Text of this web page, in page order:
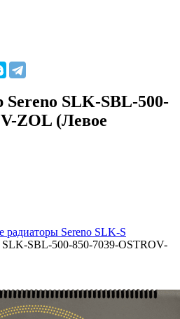
Sereno SLK-SBL-500-
ZOL (Левое
радиаторы Sereno SLK-S
SLK-SBL-500-850-7039-OSTROV-